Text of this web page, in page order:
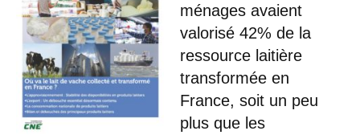
ménages avaient
valorisé 42% de la
ressource laitière
transformée en
France, soit un peu
plus que les